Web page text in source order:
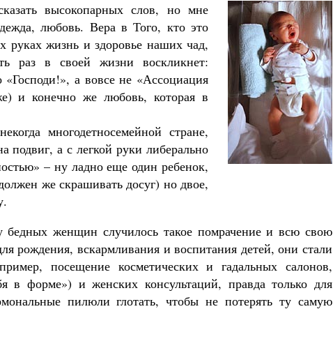
высокопарных слов, но мне
любовь. Вера в Того, кто это
руках жизнь и здоровье наших чад,
раз в своей жизни воскликнет:
а вовсе не «Ассоциация
и конечно же любовь, которая в
многодетносемейной стране,
подвиг, а с легкой руки либерально
– ну ладно еще один ребенок,
же скрашивать досуг) но двое,
женщин случилось такое помрачение и всю свою
рождения, вскармливания и воспитания детей, они стали
посещение косметических и гадальных салонов,
в форме») и женских консультаций, правда только для
пилюли глотать, чтобы не потерять ту самую